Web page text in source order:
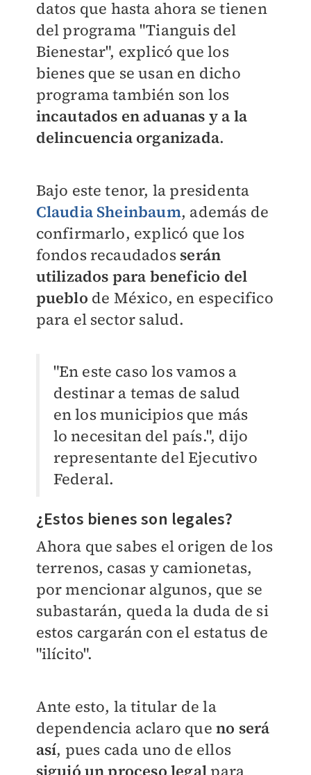
datos que hasta ahora se tienen
del programa "Tianguis del
Bienestar", explicó que los
bienes que se usan en dicho
programa también son los
incautados en aduanas y a la
delincuencia organizada.
Bajo este tenor, la presidenta
Claudia Sheinbaum, además de
confirmarlo, explicó que los
fondos recaudados serán
utilizados para beneficio del
pueblo de México, en especifico
para el sector salud.
"En este caso los vamos a
destinar a temas de salud
en los municipios que más
lo necesitan del país.", dijo
representante del Ejecutivo
Federal.
¿Estos bienes son legales?
Ahora que sabes el origen de los
terrenos, casas y camionetas,
por mencionar algunos, que se
subastarán, queda la duda de si
estos cargarán con el estatus de
"ilícito".
Ante esto, la titular de la
dependencia aclaro queno será
así, pues cada uno de ellos
siguió un proceso legal para